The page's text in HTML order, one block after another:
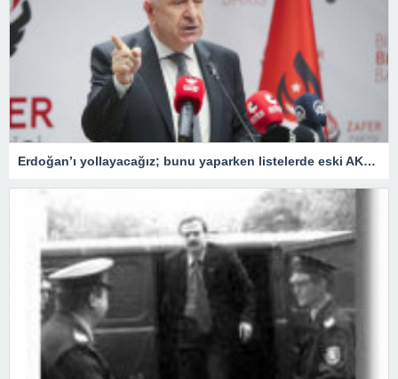
Erdoğan’ı yollayacağız; bunu yaparken listelerde eski AKP’liler, FETÖ’cüler ve PKK sempatizanlarına yer vermeyeceğiz